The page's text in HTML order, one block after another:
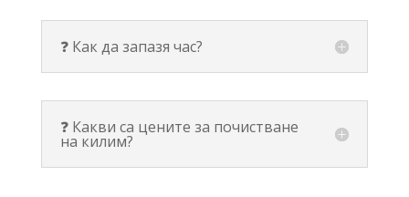
❓ Как да запазя час?
❓ Какви са цените за почистване
на килим?